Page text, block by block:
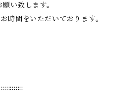
い致します。
時間をいただいております。